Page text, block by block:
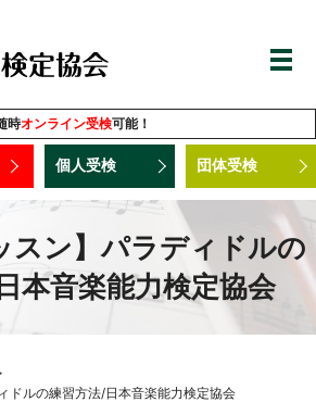
時オンライン受検可能！
個人受検 団体受検
スン】パラディドルの
本音楽能力検定協会
ドルの練習方法/日本音楽能力検定協会